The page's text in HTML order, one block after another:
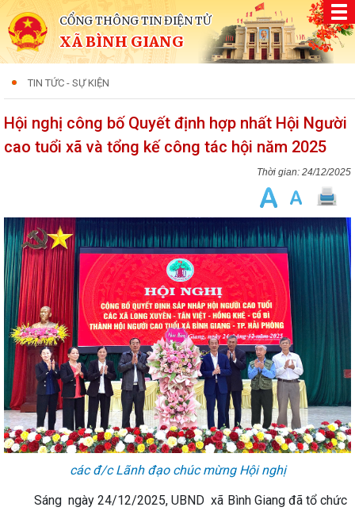
CỔNG THÔNG TIN ĐIỆN TỬ
XÃ BÌNH GIANG
TIN TỨC - SỰ KIỆN
Hội nghị công bố Quyết định hợp nhất Hội Người
cao tuổi xã và tổng kế công tác hội năm 2025
24/12/2025
các đ/c Lãnh đạo chúc mừng Hội nghị
Sáng ngày 24/12/2025, UBND xã Bình Giang đã tổ chức